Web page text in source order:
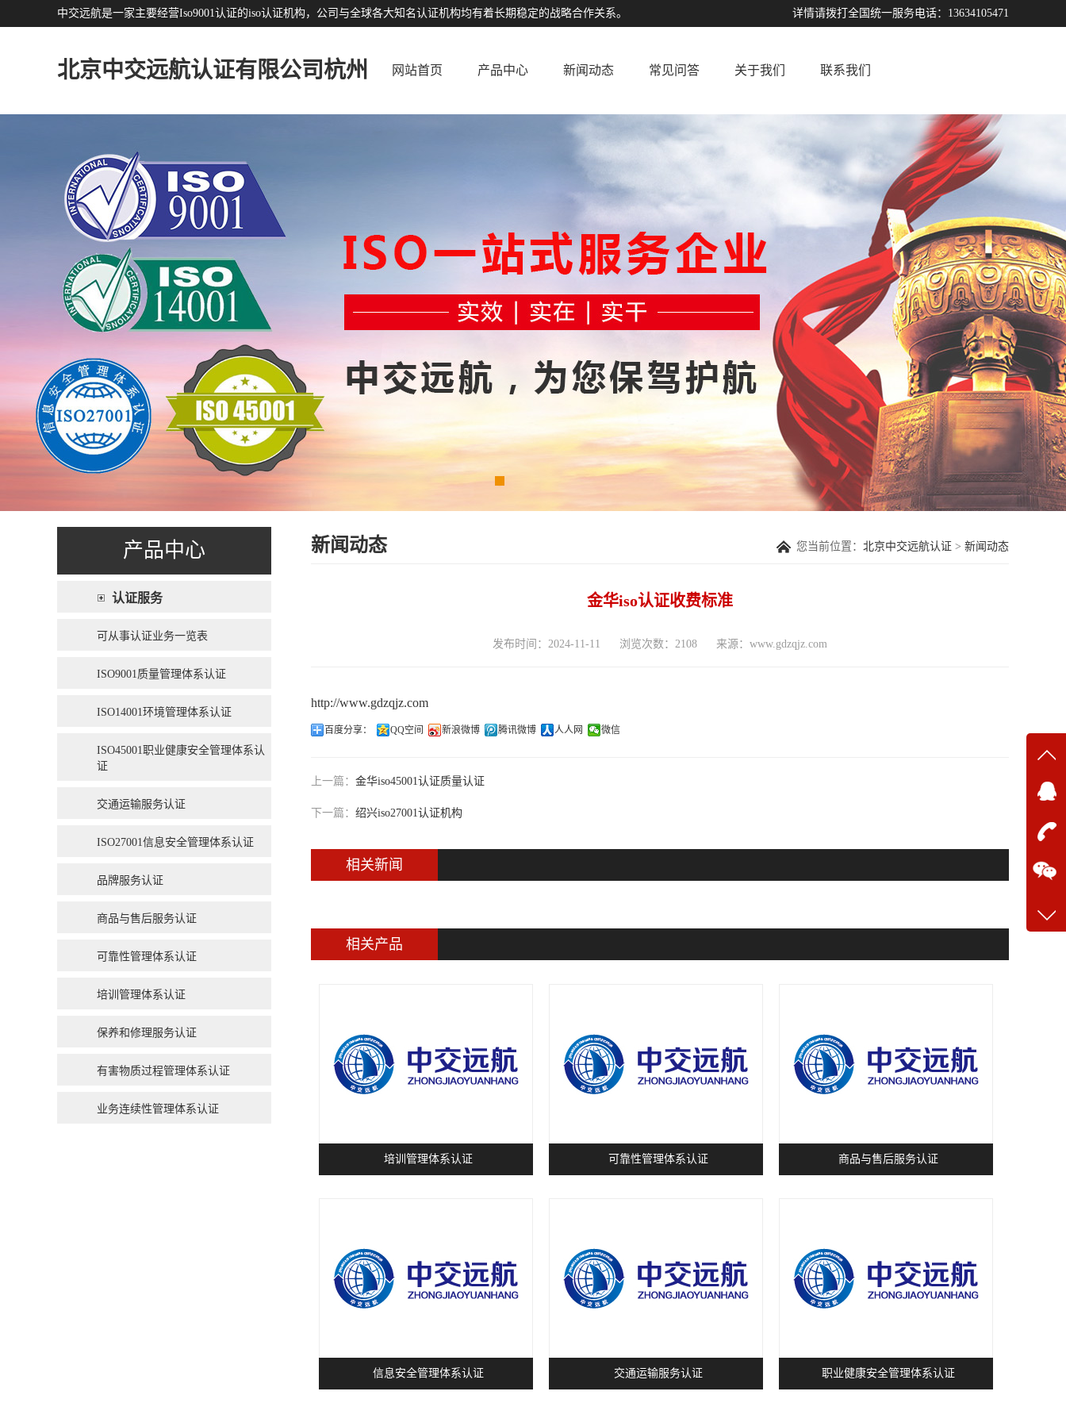
中交远航是一家主要经营Iso9001认证的iso认证机构，公司与全球各大知名认证机构均有着长期稳定的战略合作关系。 详情请拨打全国统一服务电话：13634105471
北京中交远航认证有限公司杭州
分公司
网站首页 产品中心 新闻动态 常见问答 关于我们 联系我们
产品中心
认证服务
可从事认证业务一览表
ISO9001质量管理体系认证
ISO14001环境管理体系认证
ISO45001职业健康安全管理体系认
证
交通运输服务认证
ISO27001信息安全管理体系认证
品牌服务认证
商品与售后服务认证
可靠性管理体系认证
培训管理体系认证
保养和修理服务认证
有害物质过程管理体系认证
业务连续性管理体系认证
新闻动态 您当前位置： 北京中交远航认证 > 新闻动态
金华iso认证收费标准
发布时间：2024-11-11 浏览次数：2108 来源：www.gdzqjz.com
http://www.gdzqjz.com
百度分享： QQ空间 新浪微博 腾讯微博 人人网 微信
上一篇： 金华iso45001认证质量认证
下一篇： 绍兴iso27001认证机构
相关新闻
相关产品
培训管理体系认证 可靠性管理体系认证 商品与售后服务认证
信息安全管理体系认证 交通运输服务认证 职业健康安全管理体系认证
在线
在
咨询
客服